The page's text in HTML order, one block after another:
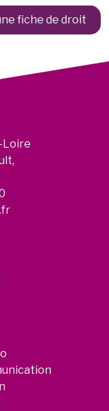
fiche de droit
Loire